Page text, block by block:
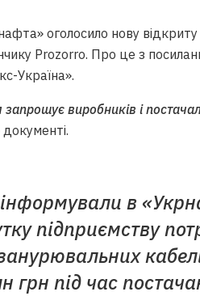
оголосило нову
Prozorro. Про це з
Україна».
запрошує виробників і
в
підприємству
грн під час